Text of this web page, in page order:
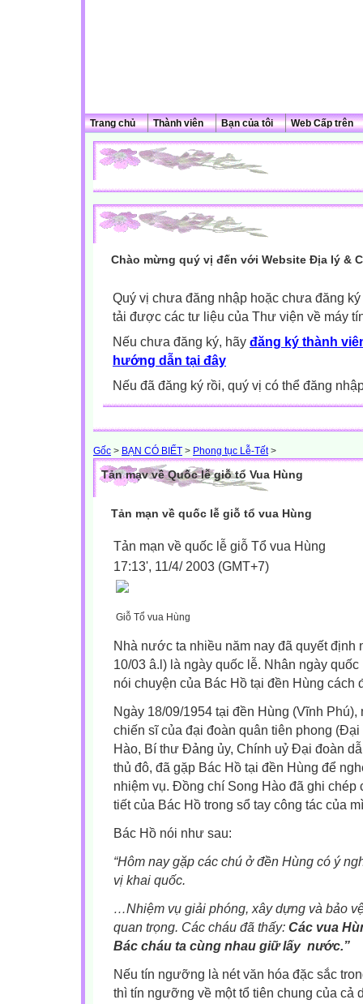
Trang chủ Thành viên Bạn của tôi Web Cấp trên
Chào mừng quý vị đến với Website Địa lý &
Quý vị chưa đăng nhập hoặc chưa đăng
tải được các tư liệu của Thư viện về máy
Nếu chưa đăng ký, hãy đăng ký thành
hướng dẫn tại đây
Nếu đã đăng ký rồi, quý vị có thể đăng
Gốc > BẠN CÓ BIẾT > Phong tục Lễ-Tết>
Tản mạv về Quốc lễ giỗ tổ Vua Hùng
Tản mạn về quốc lễ giỗ tổ vua Hùng
Tản mạn về quốc lễ giỗ Tổ vua Hùng
17:13', 11/4/ 2003 (GMT+7)
Giỗ Tổ vua Hùng
Nhà nước ta nhiều năm nay đã quyết định
10/03 â.l) là ngày quốc lễ. Nhân ngày
nói chuyện của Bác Hồ tại đền Hùng cách
Ngày 18/09/1954 tại đền Hùng (Vĩnh
chiến sĩ của đại đoàn quân tiên phong
Hào, Bí thư Đảng ủy, Chính uỷ Đại đoàn
thủ đô, đã gặp Bác Hồ tại đền Hùng để
nhiệm vụ. Đồng chí Song Hào đã ghi
tiết của Bác Hồ trong sổ tay công tác của
Bác Hồ nói như sau:
“Hôm nay gặp các chú ở đền Hùng có ý
vị khai quốc.
…Nhiệm vụ giải phóng, xây dựng và bảo
quan trọng. Các cháu đã thấy: Các vua
Bác cháu ta cùng nhau giữ lấy nước.”
Nếu tín ngưỡng là nét văn hóa đặc sắc
thì tín ngưỡng về một tổ tiên chung của cả